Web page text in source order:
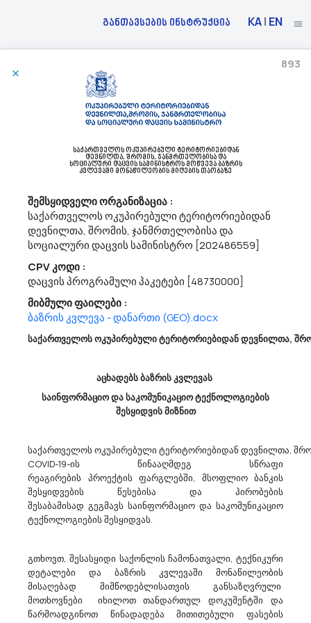
განთავსების ინსტრუქცია KA| EN
Ა(ა)იპ Დედოფლისწყაროს Მუნიციპალიტეტის Კულტურის, Სპორტისა Და
44191100 - ფირფიცარი.
15/04/2026
ა(ა)იპ დედოფლისწყაროს მუნიციპალიტეტის კულტურის,
dedoplistsYth@procurement.gov.ge აცხადებს ბაზრის
კვლევასCPV- 44191100 ფირფიცარი(ფანერი)
Სსიპ Სურსათის Ეროვნული Სააგენტო Აცხადებს Ბაზრის Კვლევას
33651690 - ვაქცინები ვეტერინარიული მედიცინისათვის.
სსიპ - სურსათის ეროვნული სააგენტო (ს/კ205142200), უახლოეს
50,000 დოზა წვრილფეხა პირუტყვის ბრუცელოზის
საწინააღმდეგო ვაქცინის REV1-ს შესყიდვის მიზნით.ბაზრის
კვლევის ობიექტი CPV:33651690 :მო...
Ა(ა)იპ Დედოფლისწყაროს Მუნიციპალიტეტის Კულტურის, Სპორტისა Და
Ახალგაზრდობის Ცენტრი Აცხადებს Ბაზრის Კვლევას
14/04/2026
ა(ა)იპ დედოფლისწყაროს მუნიციპალიტეტის კულტურის,
სპორტისა და ახალგაზრდობის ცენტრი ს/კ 428531092
dedoplistsYth@procurement.gov.ge აცხადებს ბაზრის
კვლევასხელოვნური ყვავილების შეძენაCPV- 39293200
საქართველოს ოკუპირებული ტერიტორიებიდან
დევნილთა, შრომის, ჯანმრთელობისა და
სოციალური დაცვის სამინისტროს მოწვევა ბაზრის
კვლევაში მონაწილეობის მიღების თაობაზე
შემსყიდველი ორგანიზაცია :
საქართველოს ოკუპირებული ტერიტორიებიდან
დევნილთა, შრომის, ჯანმრთელობისა და
სოციალური დაცვის სამინისტრო [202486559]
CPV კოდი :
დაცვის პროგრამული პაკეტები [48730000]
მიბმული ფაილები :
ბაზრის კვლევა - დანართი (GEO).docx
893
საქართველოს ოკუპირებული ტერიტორიებიდან დევნილთა,
აცხადებს ბაზრის კვლევას
საინფორმაციო და საკომუნიკაციო ტექნოლოგიების
შესყიდვის მიზნით
საქართველოს ოკუპირებული ტერიტორიებიდან დევნილთა,
COVID-19-ის წინააღმდეგ სწრაფი
რეაგირების პროექტის ფარგლებში, მსოფლიო ბანკის
შესყიდვების წესებისა და პირობების
შესაბამისად გეგმავს საინფორმაციო და საკომუნიკაციო
ტექნოლოგიების შესყიდვას.
გთხოვთ, შესასყიდი საქონლის ჩამონათვალი, ტექნიკური
დეტალები და ბაზრის კვლევაში მონაწილეობის
მისაღებად მიმწოდებლისათვის განსაზღვრული
მოთხოვნები იხილოთ თანდართულ დოკუმენტში და
წარმოადგინოთ წინადადება მითითებული ფასების